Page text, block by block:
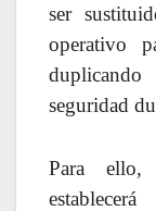
ser
operativo
seguridad
Para ello,